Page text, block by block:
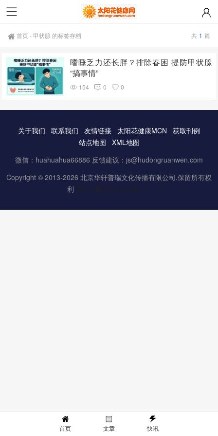
首页- 甲状腺 的标签存档 共 1 篇
嗜睡乏力还长胖？排除春困 提防甲状腺
“搞事情”
154 0 0
关于我们 联系我们 友情链接 太阳花健康MCN
获取刊例
站点地图
XML地图
微信：huahuahua66886 反馈建议：js@hudongruanwen.com
Copyright © 2013-2026 北京华轩普瑞文化传播有限公司.保留所有权
利 京ICP备16061888号-3
首页 文章 快讯